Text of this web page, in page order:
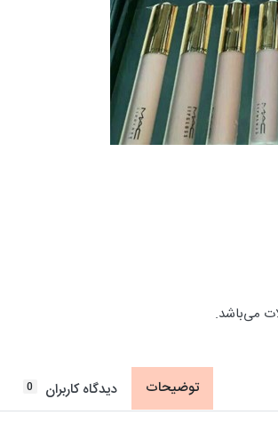
می‌باشد.
توضیحات دیدگاه کاربران 0